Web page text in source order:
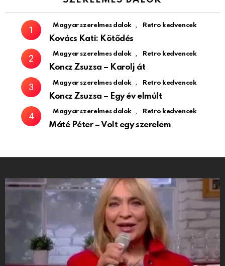
Magyar szerelmes dalok , Retro kedvencek
Kovács Kati: Kötődés
Magyar szerelmes dalok , Retro kedvencek
Koncz Zsuzsa – Karolj át
Magyar szerelmes dalok , Retro kedvencek
Koncz Zsuzsa – Egy év elmúlt
Magyar szerelmes dalok , Retro kedvencek
Máté Péter – Volt egy szerelem